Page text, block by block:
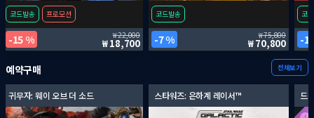
코드발송 프로모션
15 % 22,000
18,700
코드발송
7 % 75,800
70,800
코
예약구매 전체보기
귀무자: 웨이 오브 더 소드 스타워즈: 은하계 레이서™ 드